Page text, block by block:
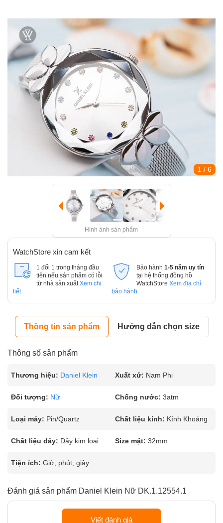
1 / 6
Hình ảnh sản phẩm
WatchStore xin cam kết
1 đổi 1 trong tháng đầu
tiên nếu sản phẩm có lỗi
từ nhà sản xuất. Xem chi
tiết
Bảo hành 1-5 năm uy tín
tại hệ thống đồng hồ
WatchStore Xem địa chỉ
bảo hành
Thông tin sản phẩm Hướng dẫn chọn size
Thông số sản phẩm
Thương hiệu: Daniel Klein Xuất xứ: Nam Phi
Đối tượng: Nữ Chống nước: 3atm
Loại máy: Pin/Quartz Chất liệu kính: Kính Khoáng
Chất liệu dây: Dây kim loại Size mặt: 32mm
Tiện ích: Giờ, phút, giây
Đánh giá sản phẩm Daniel Klein Nữ DK.1.12554.1
Viết đánh giá